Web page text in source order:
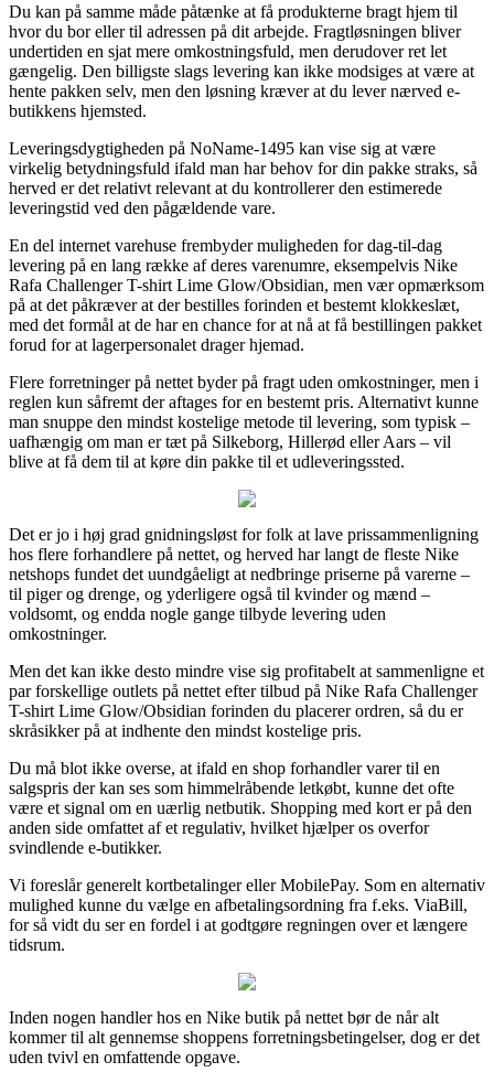
Du kan på samme måde påtænke at få produkterne bragt hjem til
hvor du bor eller til adressen på dit arbejde. Fragtløsningen bliver
undertiden en sjat mere omkostningsfuld, men derudover ret let
gængelig. Den billigste slags levering kan ikke modsiges at være at
hente pakken selv, men den løsning kræver at du lever nærved e-
butikkens hjemsted.
Leveringsdygtigheden på NoName-1495 kan vise sig at være
virkelig betydningsfuld ifald man har behov for din pakke straks, så
herved er det relativt relevant at du kontrollerer den estimerede
leveringstid ved den pågældende vare.
En del internet varehuse frembyder muligheden for dag-til-dag
levering på en lang række af deres varenumre, eksempelvis Nike
Rafa Challenger T-shirt Lime Glow/Obsidian, men vær opmærksom
på at det påkræver at der bestilles forinden et bestemt klokkeslæt,
med det formål at de har en chance for at nå at få bestillingen pakket
forud for at lagerpersonalet drager hjemad.
Flere forretninger på nettet byder på fragt uden omkostninger, men i
reglen kun såfremt der aftages for en bestemt pris. Alternativt kunne
man snuppe den mindst kostelige metode til levering, som typisk –
uafhængig om man er tæt på Silkeborg, Hillerød eller Aars – vil
blive at få dem til at køre din pakke til et udleveringssted.
Det er jo i høj grad gnidningsløst for folk at lave prissammenligning
hos flere forhandlere på nettet, og herved har langt de fleste Nike
netshops fundet det uundgåeligt at nedbringe priserne på varerne –
til piger og drenge, og yderligere også til kvinder og mænd –
voldsomt, og endda nogle gange tilbyde levering uden
omkostninger.
Men det kan ikke desto mindre vise sig profitabelt at sammenligne et
par forskellige outlets på nettet efter tilbud på Nike Rafa Challenger
T-shirt Lime Glow/Obsidian forinden du placerer ordren, så du er
skråsikker på at indhente den mindst kostelige pris.
Du må blot ikke overse, at ifald en shop forhandler varer til en
salgspris der kan ses som himmelråbende letkøbt, kunne det ofte
være et signal om en uærlig netbutik. Shopping med kort er på den
anden side omfattet af et regulativ, hvilket hjælper os overfor
svindlende e-butikker.
Vi foreslår generelt kortbetalinger eller MobilePay. Som en alternativ
mulighed kunne du vælge en afbetalingsordning fra f.eks. ViaBill,
for så vidt du ser en fordel i at godtgøre regningen over et længere
tidsrum.
Inden nogen handler hos en Nike butik på nettet bør de når alt
kommer til alt gennemse shoppens forretningsbetingelser, dog er det
uden tvivl en omfattende opgave.